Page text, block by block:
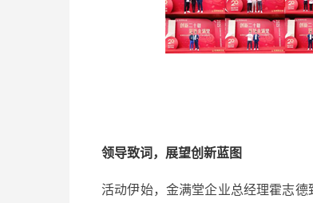
领导致词，展望创新蓝图
活动伊始，金满堂企业总经理霍志